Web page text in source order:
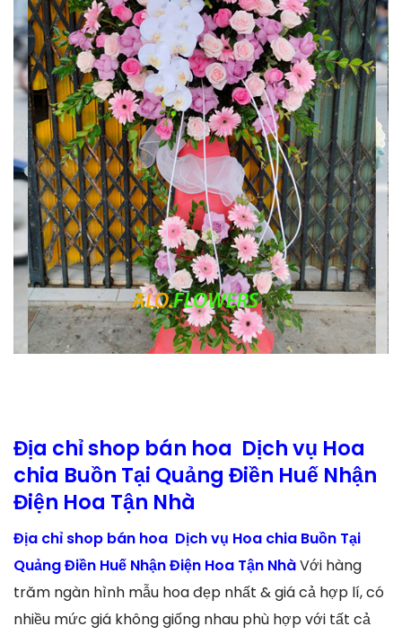
Địa chỉ shop bán hoa Dịch vụ Hoa
chia Buồn Tại Quảng Điền Huế Nhận
Điện Hoa Tận Nhà
Địa chỉ shop bán hoa Dịch vụ Hoa chia Buồn Tại
Quảng Điền Huế Nhận Điện Hoa Tận NhàVới hàng
trăm ngàn hình mẫu hoa đẹp nhất & giá cả hợp lí, có
nhiều mức giá không giống nhau phù hợp với tất cả